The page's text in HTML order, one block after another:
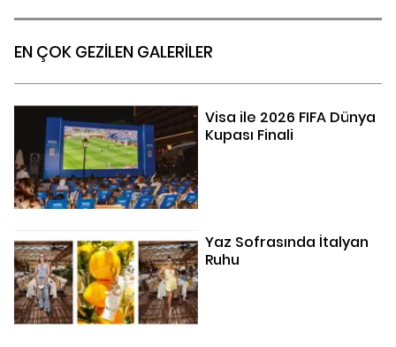
EN ÇOK GEZİLEN GALERİLER
Visa ile 2026 FIFA Dünya
Kupası Finali
Yaz Sofrasında İtalyan
Ruhu